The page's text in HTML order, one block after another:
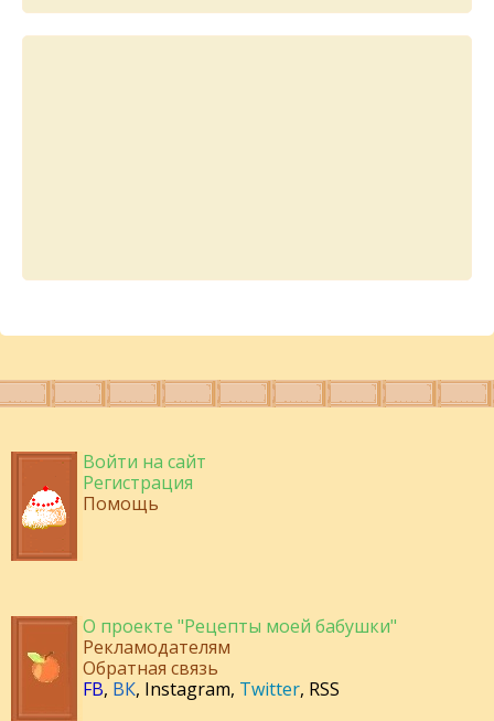
Войти на сайт
Регистрация
Помощь
О проекте "Рецепты моей бабушки"
Рекламодателям
Обратная связь
FB, ВК, Instagram, Twitter, RSS